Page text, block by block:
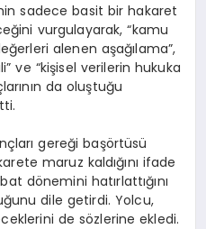
sadece basit bir hakaret
vurgulayarak, “kamu
alenen aşağılama”,
ve “kişisel verilerin hukuka
da oluştuğu
gereği başörtüsü
maruz kaldığını ifade
dönemini hatırlattığını
dile getirdi. Yolcu,
de sözlerine ekledi.